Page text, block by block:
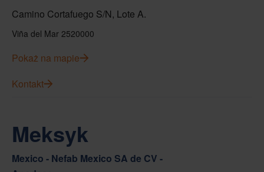
Camino Cortafuego S/N, Lote A.
Viña del Mar 2520000
Pokaż na mapie
Kontakt
Meksyk
Mexico - Nefab Mexico SA de CV -